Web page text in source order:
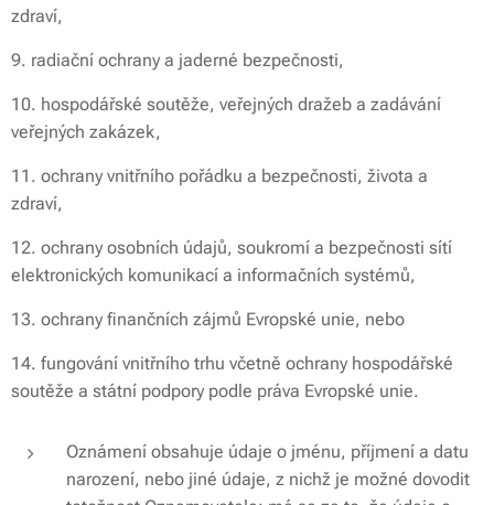
zdraví,
9. radiační ochrany a jaderné bezpečnosti,
10. hospodářské soutěže, veřejných dražeb a zadávání
veřejných zakázek,
11. ochrany vnitřního pořádku a bezpečnosti, života a
zdraví,
12. ochrany osobních údajů, soukromí a bezpečnosti sítí
elektronických komunikací a informačních systémů,
13. ochrany finančních zájmů Evropské unie, nebo
14. fungování vnitřního trhu včetně ochrany hospodářské
soutěže a státní podpory podle práva Evropské unie.
Oznámení obsahuje údaje o jménu, příjmení a datu
narození, nebo jiné údaje, z nichž je možné dovodit